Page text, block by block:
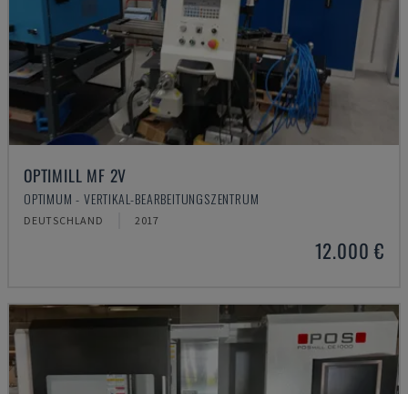
OPTIMILL MF 2V
OPTIMUM - VERTIKAL-BEARBEITUNGSZENTRUM
DEUTSCHLAND 2017
12.000 €